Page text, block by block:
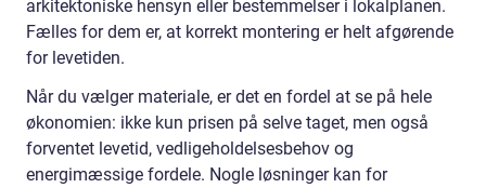
arkitektoniske hensyn eller bestemmelser i lokalplanen.
Fælles for dem er, at korrekt montering er helt afgørende
for levetiden.
Når du vælger materiale, er det en fordel at se på hele
økonomien: ikke kun prisen på selve taget, men også
forventet levetid, vedligeholdelsesbehov og
energimæssige fordele. Nogle løsninger kan for